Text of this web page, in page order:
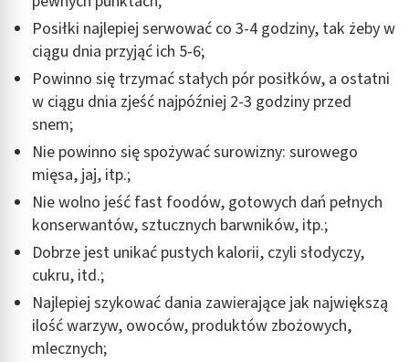
Posiłki najlepiej serwować co 3-4 godziny, tak żeby w
ciągu dnia przyjąć ich 5-6;
Powinno się trzymać stałych pór posiłków, a ostatni
w ciągu dnia zjeść najpóźniej 2-3 godziny przed
snem;
Nie powinno się spożywać surowizny: surowego
mięsa, jaj, itp.;
Nie wolno jeść fast foodów, gotowych dań pełnych
konserwantów, sztucznych barwników, itp.;
Dobrze jest unikać pustych kalorii, czyli słodyczy,
cukru, itd.;
Najlepiej szykować dania zawierające jak największą
ilość warzyw, owoców, produktów zbożowych,
mlecznych;